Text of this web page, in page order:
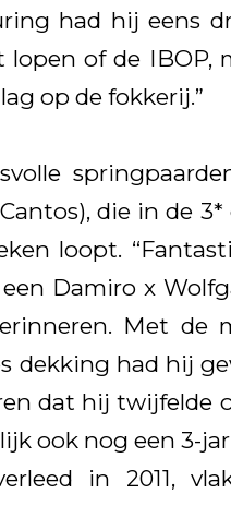
had hij eens
lopen of de
op de fokkerij.”
die in de
loopt.
Damiro x
Met de
dekking had hij
dat hij twijfelde
ook nog een 3-
in 2011,